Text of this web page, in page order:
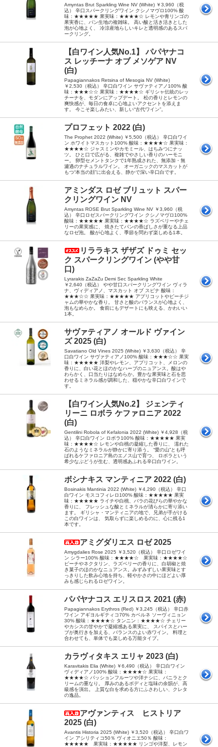
Amyntas Brut Sparkling Wine NV (White) ￥3,960（税
込） 辛口スパークリングワイン クシノマヴロ100% 酸
味：★★★★★ 果実味：★★★★☆ レモンや青リンゴの
果実香に、パン生地の複雑味。 高い酸と活き活きとした
泡が心地よく、 冷涼産地らしいキレと透明感のあるスパ
ークリング。
【白ワイン人気No.1】 パパヤナコ
ス レッチーナ オブ メソゲア NV
(白)
Papagiannakos Retsina of Mesogia NV (White)
￥2,530（税込） 辛口白ワイン サヴァティアノ100% 酸
味：★★★☆☆ 果実味：★★★★☆ ギリシャ伝統のレッ
チーナを、モダンにアップデート。 松の香りとレモンの
爽快感が、毎日の食卓に心地よいアクセントを添えま
す。 今こそ楽しみたい、新しい“古代ワイン”。
プロフェット 2022 (白)
The Prophet 2022 (White) ￥5,500（税込） 辛口白ワイ
ン ホワイトマスカット100% 酸味：★★★★☆ 果実味：
★★★★☆ ジャスミンやカモミール、はちみつにナッ
ツ。 ひと口で広がる、複雑でやさしい香りのハーモニ
ー。 卵型セメントタンクで1年熟成された、無添加・無
濾過のナチュラルワイン。 オーガニックのマスカットが
もつ“本当の顔”に出会える、静かで深い辛口白です。
アミンダス ロゼ ブリュット スパー
クリングワイン NV
Amyntas ROSE Brut Sparkling Wine NV ￥3,960（税
込） 辛口ロゼスパークリングワイン クシノマヴロ100%
酸味：★★★★★ 果実味：★★★★☆ ラズベリーやチェ
リーの果実感に、 焼きたてパンの香ばしさが重なる上品
なロゼ泡。 酸が心地よく、季節を問わず楽しめる1本。
リララキス ザザズ ドゥミ セッ
ク スパークリングワイン (やや甘
口)
Lyrarakis ZaZaZu Demi Sec Sparkling White
￥2,640（税込） やや甘口スパークリングワイン ヴィラ
ナ、ヴィディアノ、マスカット オブ スピナ 酸味：
★★★☆☆ 果実味：★★★★★ アプリコットやピーチジ
ャムの華やかな香り。 甘さと酸のバランスが心地よく、
泡もなめらか。 食前にもデザートにも映える、かわいい
1本。
サヴァティアノ オールド ヴァイン
ズ 2025 (白)
Savatiano Old Vines 2025 (White) ￥3,630（税込） 辛
口白ワイン サヴァティアノ100% 酸味：★★★☆☆ 果実
味：★★★★★ 洋梨やレモン、アプリコット、メロンの
香りに、白い花とほのかなハーブのニュアンス。酸はや
わらかく、口当たりはなめらか。豊かな果実味と石を思
わせるミネラル感が調和した、穏やかな辛口白ワインで
す。
【白ワイン人気No.2】 ジェンティ
リーニ ロボラ ケファロニア 2022
(白)
Gentilini Robola of Kefalonia 2022 (White) ￥4,928（税
込） 辛口白ワイン ロボラ100% 酸味：★★★★★ 果実
味：★★★★☆ レモンや白桃の凝縮した香りに、 濡れた
石のようなミネラルが静かに寄り添う。 “愛の山”とも呼
ばれるケファロニア島のエノス山で育つ、 ロボラという
希少なぶどうが生む、透明感あふれる辛口白ワイン。
ボシナキス マンティニア 2022 (白)
Bosinakis Mantinia 2022 (White) ￥4,290（税込） 辛口
白ワイン モスコフィレロ100% 酸味：★★★★★ 果実
味：★★★★★ ライチや白桃、バラの花びらの華やかな
香りに、 フレッシュな酸とミネラルが清らかに寄り添い
ます。 ギリシャ・マンティニアの地で、兄弟が手がける
この白ワインは、 気取らずに楽しめるのに、心に残る1
本です。
アミグダリエス ロゼ 2025
Amygdalies Rose 2025 ￥3,520（税込） 辛口ロゼワイ
ン シラー100% 酸味：★★★★☆ 果実味：★★★★☆
ピーチやネクタリン、ラズベリーの香りに、白胡椒と焼
き菓子のほのかなニュアンス。みずみずしい果実味とす
っきりした飲み心地を持ち、軽やかさの中にほどよい厚
みも感じられるロゼワイン。
パパヤナコス エリスロス 2021 (赤)
Papagiannakos Erythros (Red) ￥3,245（税込） 辛口赤
ワイン アギヨルギティコ70% カベルネ ソーヴィニョン
30% 酸味：★★★★☆ タンニン：★★★★☆ チェリー
やカシスの甘やかで凝縮感ある果実に、 スパイスとハー
ブが奥行きを加える、バランスのよい赤ワイン。 料理と
合わせても、単体でも楽しめる万能タイプ。
カラヴィタキス エリャ 2023 (白)
Karavitakis Elia (White) ￥6,490（税込） 辛口白ワイン
ヴィディアノ100% 酸味：★★★★☆ 果実味：
★★★★☆ パッションフルーツや洋ナシに、バニラとク
リームの重なり。 厚みのあるボディと塩味の余韻が、高
級感を演出。 上質な白を求める方にふさわしい、クレタ
の逸品。
アヴァンティス ヒストリア
2025 (白)
Avantis Historia 2025 (White) ￥3,520（税込） 辛口白ワ
イン アシリティコ50％ ヴィオニエ50％ 酸味：
★★★★★ 果実味：★★★★★ リンゴや洋梨、レモン